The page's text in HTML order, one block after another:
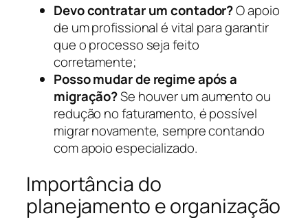
Devo contratar um contador?O apoio
de um profissional é vital para garantir
que o processo seja feito
corretamente;
Posso mudar de regime após a
migração?Se houver um aumento ou
redução no faturamento, é possível
migrar novamente, sempre contando
com apoio especializado.
Importância do
planejamento e organização